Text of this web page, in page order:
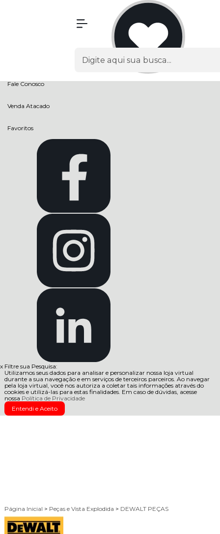
Fale Conosco
Venda Atacado
Favoritos
x Filtre sua Pesquisa:
Utilizamos seus dados para analisar e personalizar nossa loja virtual
durante a sua navegação e em serviços de terceiros parceiros. Ao navegar
pela loja virtual, você nos autoriza a coletar tais informações através do
cookies e utilizá-las para estas finalidades. Em caso de dúvidas, acesse
nossa Política de Privacidade
Entendi e Aceito
Página Inicial > Peças e Vista Explodida > DEWALT PEÇAS